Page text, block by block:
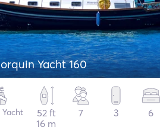
Yacht 160
52 ft
16 m
7 3 6